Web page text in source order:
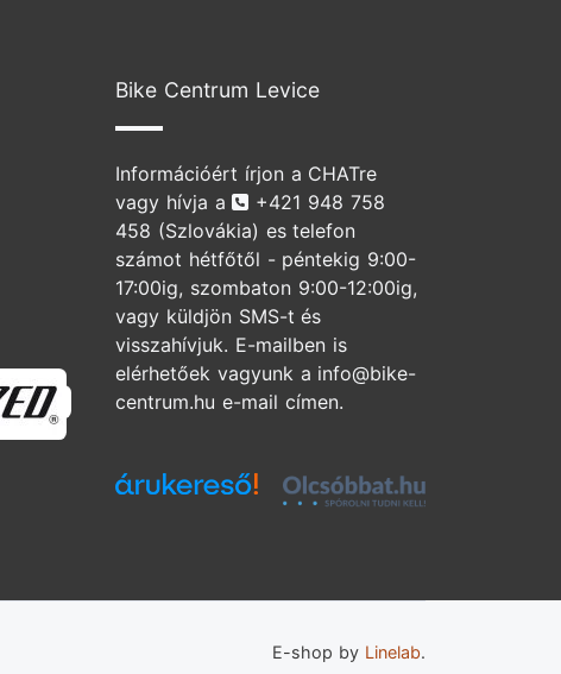
Specialized
Bike Centrum Levice
Információért írjon a CHATre
vagy hívja a
Telefonszám
+421 948 758
458 (Szlovákia) es telefon
számot hétfőtől - péntekig 9:00-
17:00ig, szombaton 9:00-12:00ig,
vagy küldjön SMS-t és
visszahívjuk. E-mailben is
elérhetőek vagyunk a info@bike-
centrum.hu e-mail címen.
E-shop by Linelab.